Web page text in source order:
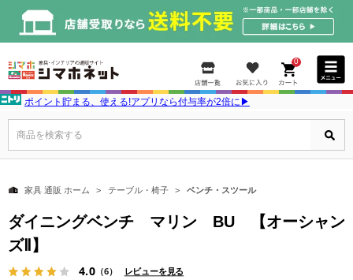
0
ポイント貯まる、使える!アプリなら付与率が2倍に▶
商品を検索する
家具 通販 ホーム テーブル・椅子 ベンチ・スツール
ダイニングベンチ マリン BU 【オーシャン
ズⅡ】
4.0（6） レビューを見る